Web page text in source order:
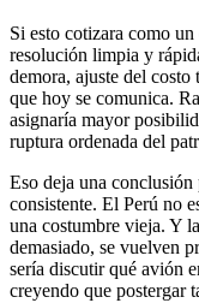
Si esto cotizara como
resolución limpia y
demora, ajuste del
que hoy se comunica.
asignaría mayor
ruptura ordenada del
Eso deja una
consistente. El Perú no
una costumbre vieja. Y
demasiado, se vuelven
sería discutir qué avión
creyendo que postergar